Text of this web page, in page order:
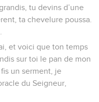
tu devins d’une
ta chevelure poussa.
et voici que ton temps
sur toi le pan de mon
un serment, je
du Seigneur,